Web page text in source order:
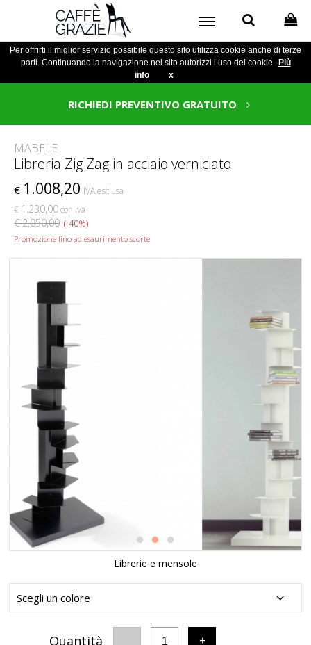
Per offrirti il miglior servizio possibile questo sito utilizza cookie anche di terze
parti. Continuando la navigazione nel sito autorizzi l’uso dei cookie. Più
info
x
RICHIEDI PREVENTIVO GRATUITO
MABELE
Libreria Zig Zag in acciaio verniciato
€ 1.008,20 IVA esclusa
€ 1.230,00con iva
€ 2.050,00 (-40%)
Promozione fino ad esaurimento scorte
Librerie e mensole
Quantità 1 +